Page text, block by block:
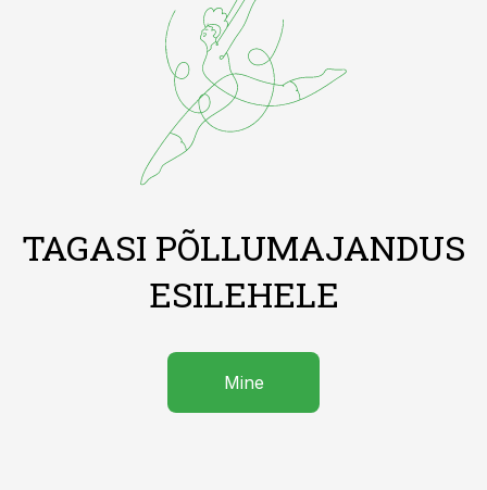
TAGASI PÕLLUMAJANDUS
ESILEHELE
Mine